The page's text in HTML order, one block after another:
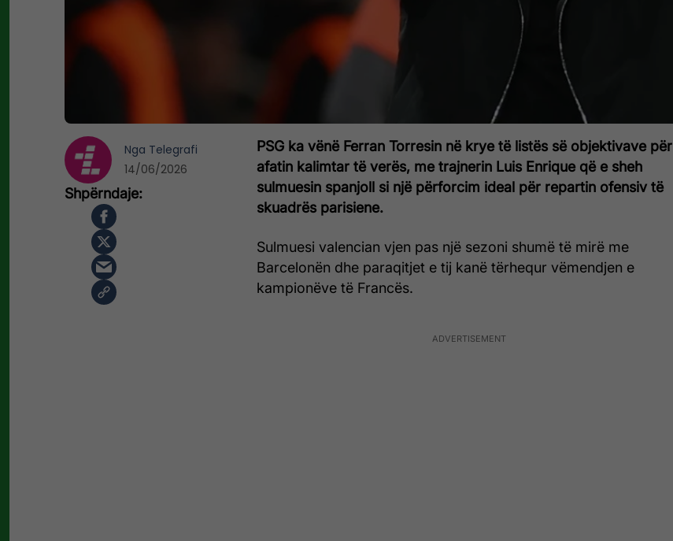
PSG ka vënë Ferran Torresin në krye të listës së objektivave për
afatin kalimtar të verës, me trajnerin Luis Enrique që e sheh
sulmuesin spanjoll si një përforcim ideal për repartin ofensiv të
skuadrës parisiene.
Sulmuesi valencian vjen pas një sezoni shumë të mirë me
Barcelonën dhe paraqitjet e tij kanë tërhequr vëmendjen e
kampionëve të Francës.
Nga Telegrafi
14/06/2026